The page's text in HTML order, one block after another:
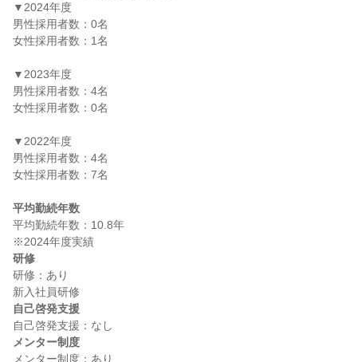
▼2024年度
男性採用者数：0名
女性採用者数：1名
▼2023年度
男性採用者数：4名
女性採用者数：0名
▼2022年度
男性採用者数：4名
女性採用者数：7名
平均勤続年数
平均勤続年数：10.8年
研修
研修：あり
自己啓発支援
メンター制度